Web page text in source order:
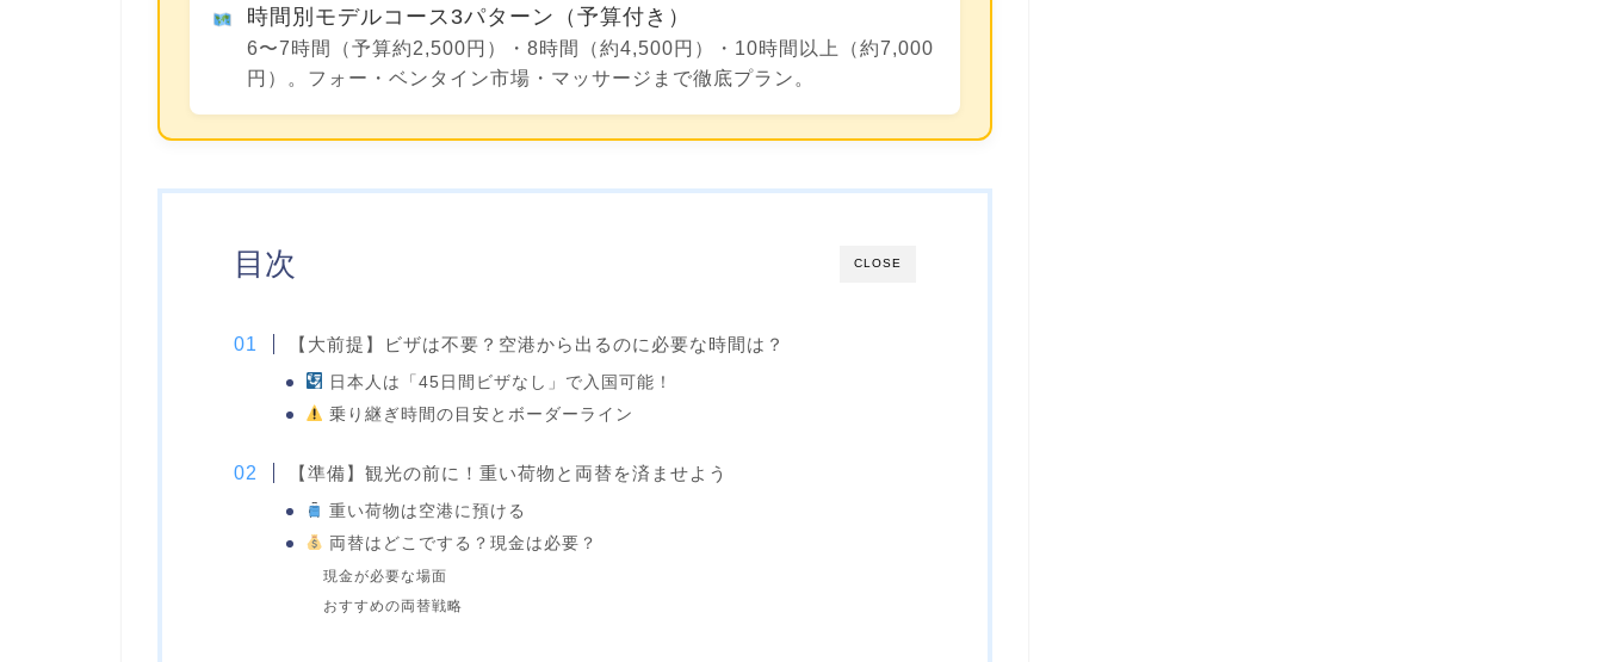
時間別モデルコース3パターン（予算付き）
6〜7時間（予算約2,500円）・8時間（約4,500円）・10時間以上（約7,000
円）。フォー・ベンタイン市場・マッサージまで徹底プラン。
CLOSE
目次
【大前提】ビザは不要？空港から出るのに必要な時間は？
日本人は「45日間ビザなし」で入国可能！
乗り継ぎ時間の目安とボーダーライン
【準備】観光の前に！重い荷物と両替を済ませよう
重い荷物は空港に預ける
両替はどこでする？現金は必要？
現金が必要な場面
おすすめの両替戦略